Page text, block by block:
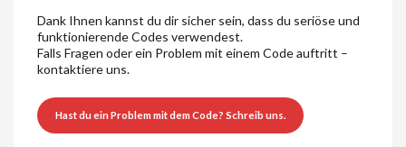
Dank Ihnen kannst du dir sicher sein, dass du seriöse und
funktionierende Codes verwendest.
Falls Fragen oder ein Problem mit einem Code auftritt –
kontaktiere uns.
Hast du ein Problem mit dem Code? Schreib uns.